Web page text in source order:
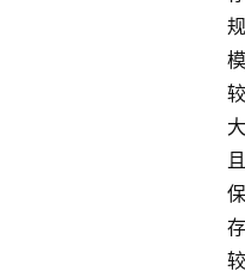
规
模
较
大
且
保
存
较